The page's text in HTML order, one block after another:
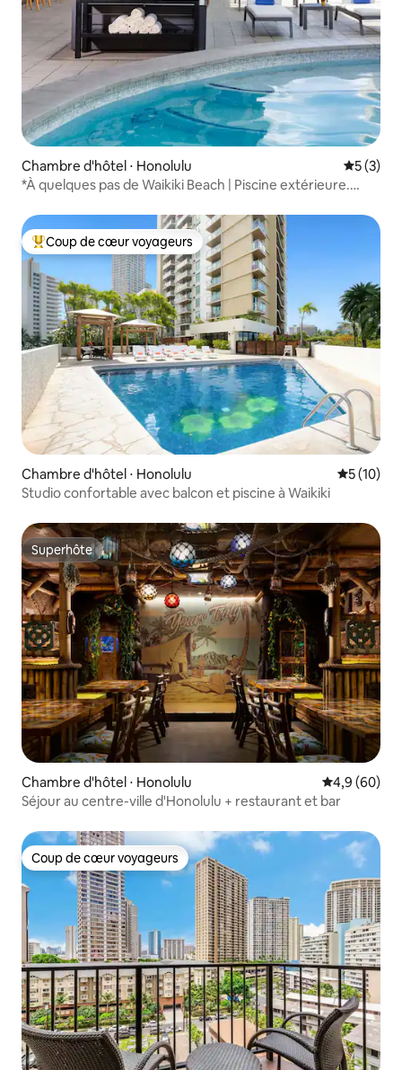
Chambre d'hôtel ⋅ Honolulu
5 (3)
*À quelques pas de Waikiki Beach | Piscine extérieure.
Coups de cœur voyageurs les plus appréciés
Coup de cœur voyageurs
Chambre d'hôtel ⋅ Honolulu
5 (10)
Studio confortable avec balcon et piscine à Waikiki
Superhôte
Superhôte
Chambre d'hôtel ⋅ Honolulu Évaluation
4,9 (60)
Séjour au centre-ville d'Honolulu + restaurant et bar
Coup de cœur voyageurs
Coup de cœur voyageurs